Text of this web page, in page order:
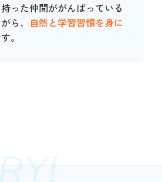
った仲間ががんばっている
ら、 自然と学習習慣を身に
。